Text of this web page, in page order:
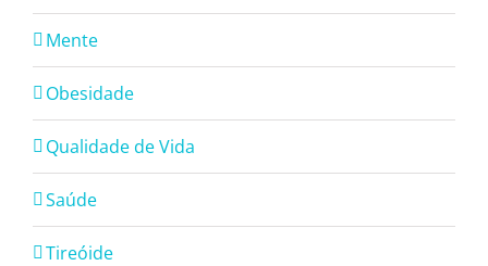
Mente
Obesidade
Qualidade de Vida
Saúde
Tireóide